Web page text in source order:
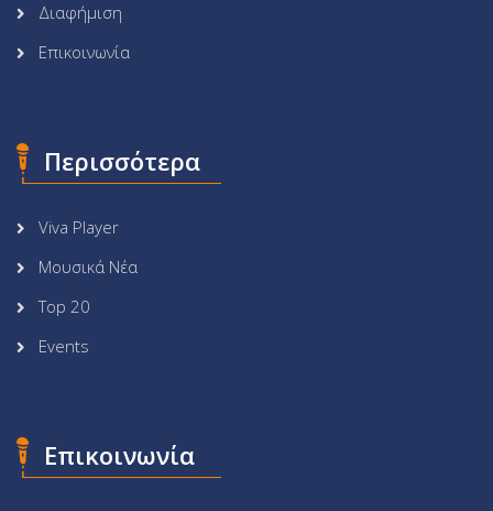
Διαφήμιση
Επικοινωνία
Περισσότερα
Viva Player
Μουσικά Νέα
Top 20
Events
Επικοινωνία